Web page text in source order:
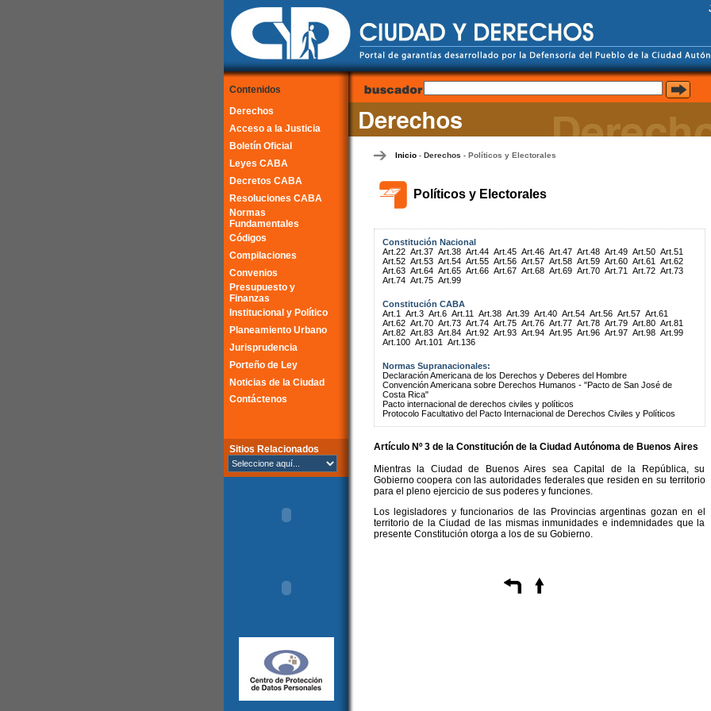
Contenidos
Derechos
Acceso a la Justicia
Boletín Oficial
Leyes CABA
Decretos CABA
Resoluciones CABA
Normas
Fundamentales
Códigos
Compilaciones
Convenios
Presupuesto y
Finanzas
Institucional y Político
Planeamiento Urbano
Jurisprudencia
Porteño de Ley
Noticias de la Ciudad
Contáctenos
Sitios Relacionados
Inicio- Derechos - Políticos y Electorales
Políticos y Electorales
Constitución Nacional
Art.22 Art.37 Art.38 Art.44 Art.45 Art.46 Art.47 Art.48 Art.49 Art.50 Art.51
Art.52 Art.53 Art.54 Art.55 Art.56 Art.57 Art.58 Art.59 Art.60 Art.61
Art.62
Art.63 Art.64 Art.65 Art.66 Art.67 Art.68 Art.69 Art.70 Art.71 Art.72 Art.73
Art.74 Art.75 Art.99
Constitución CABA
Art.1
Art.3 Art.6 Art.11 Art.38 Art.39 Art.40 Art.54 Art.56 Art.57 Art.61
Art.62 Art.70 Art.73 Art.74 Art.75 Art.76 Art.77 Art.78 Art.79 Art.80 Art.81
Art.82 Art.83 Art.84 Art.92 Art.93 Art.94 Art.95 Art.96 Art.97 Art.98 Art.99
Art.100 Art.101 Art.136
Normas Supranacionales:
Declaración Americana de los Derechos y Deberes del Hombre
Convención Americana sobre Derechos Humanos - "Pacto de San José de
Costa Rica"
Pacto internacional de derechos civiles y políticos
Protocolo Facultativo del Pacto Internacional de Derechos Civiles y Políticos
Artículo Nº 3 de la Constituciónde la Ciudad Autónoma de Buenos Aires
Mientras la Ciudad de Buenos Aires sea Capital de la República, su
Gobierno coopera con las autoridades federales que residen en su territorio
para el pleno ejercicio de sus poderes y funciones.
Los legisladores y funcionarios de las Provincias argentinas gozan en el
territorio de la Ciudad de las mismas inmunidades e indemnidades que la
presente Constitución otorga a los de su Gobierno.